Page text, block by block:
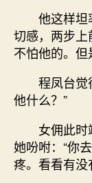
他这样坦
切感，两步上
不怕他的。
程凤台觉得
他什么？”
女佣此时
她吩咐：“你
疼。看看有没